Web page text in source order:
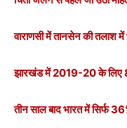
वाराणसी में तानसेन की तलाश
झारखंड में 2019-20 के लिए
तीन साल बाद भारत में सिर्फ